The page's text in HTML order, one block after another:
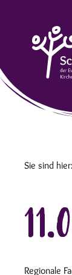
Sie sind hier:
Regionale